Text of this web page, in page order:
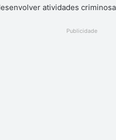
atividades
Publicidade